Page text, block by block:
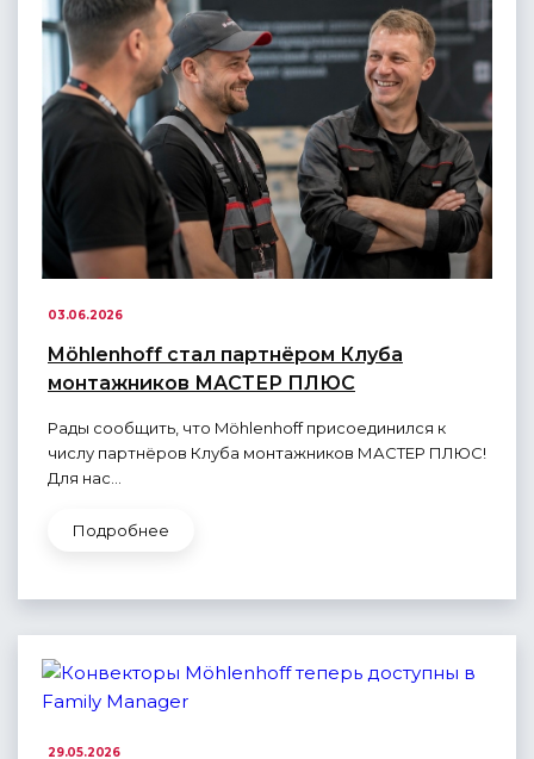
03.06.2026
Möhlenhoff стал партнёром Клуба
монтажников МАСТЕР ПЛЮС
Рады сообщить, что Möhlenhoff присоединился к
числу партнёров Клуба монтажников МАСТЕР ПЛЮС!
Для нас...
Подробнее
29.05.2026